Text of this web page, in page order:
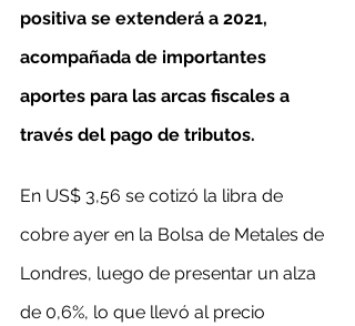
positiva se extenderá a 2021,
acompañada de importantes
aportes para las arcas fiscales a
través del pago de tributos.
En US$ 3,56 se cotizó la libra de
cobre ayer en la Bolsa de Metales de
Londres, luego de presentar un alza
de 0,6%, lo que llevó al precio